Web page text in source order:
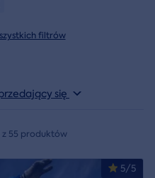
filtrów
się
z 55 produktów
5/5